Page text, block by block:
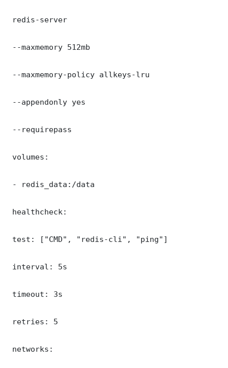
redis-server
--maxmemory 512mb
--maxmemory-policy allkeys-lru
--appendonly yes
--requirepass
volumes:
- redis_data:/data
healthcheck:
test: ["CMD", "redis-cli", "ping"]
interval: 5s
timeout: 3s
retries: 5
networks: